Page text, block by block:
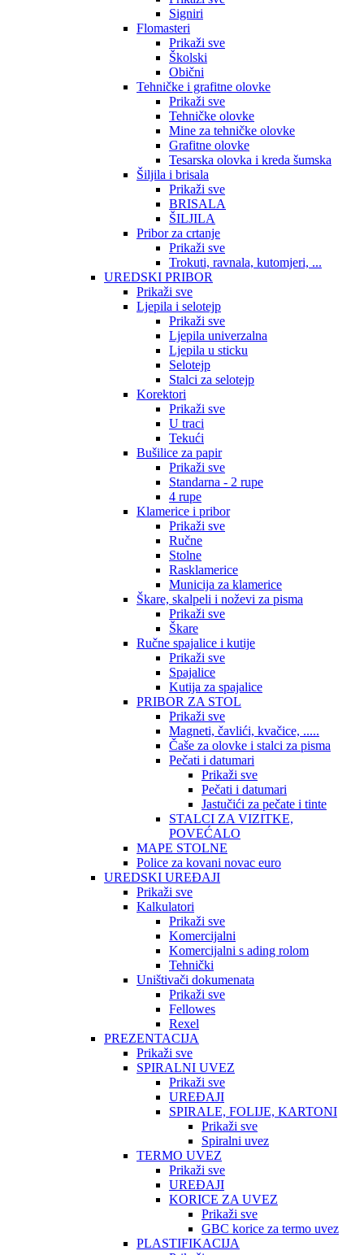
Signiri
Flomasteri
Prikaži sve
Školski
Obični
Tehničke i grafitne olovke
Prikaži sve
Tehničke olovke
Mine za tehničke olovke
Grafitne olovke
Tesarska olovka i kreda šumska
Šiljila i brisala
Prikaži sve
BRISALA
ŠILJILA
Pribor za crtanje
Prikaži sve
Trokuti, ravnala, kutomjeri, ...
UREDSKI PRIBOR
Prikaži sve
Ljepila i selotejp
Prikaži sve
Ljepila univerzalna
Ljepila u sticku
Selotejp
Stalci za selotejp
Korektori
Prikaži sve
U traci
Tekući
Bušilice za papir
Prikaži sve
Standarna - 2 rupe
4 rupe
Klamerice i pribor
Prikaži sve
Ručne
Stolne
Rasklamerice
Municija za klamerice
Škare, skalpeli i noževi za pisma
Prikaži sve
Škare
Ručne spajalice i kutije
Prikaži sve
Spajalice
Kutija za spajalice
PRIBOR ZA STOL
Prikaži sve
Magneti, čavlići, kvačice, .....
Čaše za olovke i stalci za pisma
Pečati i datumari
Prikaži sve
Pečati i datumari
Jastučići za pečate i tinte
STALCI ZA VIZITKE,
POVEĆALO
MAPE STOLNE
Police za kovani novac euro
UREDSKI UREĐAJI
Prikaži sve
Kalkulatori
Prikaži sve
Komercijalni
Komercijalni s ading rolom
Tehnički
Uništivači dokumenata
Prikaži sve
Fellowes
Rexel
PREZENTACIJA
Prikaži sve
SPIRALNI UVEZ
Prikaži sve
UREĐAJI
SPIRALE, FOLIJE, KARTONI
Prikaži sve
Spiralni uvez
TERMO UVEZ
Prikaži sve
UREĐAJI
KORICE ZA UVEZ
Prikaži sve
GBC korice za termo uvez
PLASTIFIKACIJA